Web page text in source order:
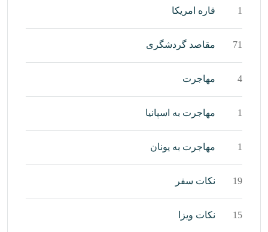
قاره امریکا
مقاصد گردشگری 71
مهاجرت
مهاجرت به اسپانیا
مهاجرت به یونان
نکات سفر 19
نکات ویزا 15